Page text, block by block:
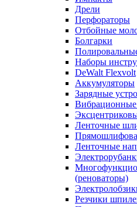
Дрели
Перфораторы
Отбойные
Болгарки
Наборы
DeWalt Flexvolt
Аккумуляторы
Зарядные
Ленточные
Ленточные
(реноваторы)
Резчики